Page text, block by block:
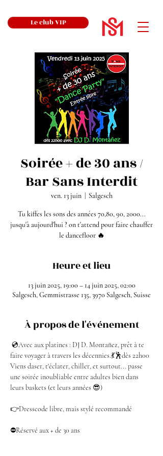
Le club VIP
Soirée + de 30 ans /
Bar Sans Interdit
ven. 13 juin
  |
Salgesch
Tu kiffes les sons des années 70,80, 90, 2000...
jusqu'à aujourd'hui ? on t'attend pour faire chauffer
le dancefloor 🔥
Heure et lieu
13 juin 2025, 19:00 – 14 juin 2025, 02:00
Salgesch, Gemmistrasse 135, 3970 Salgesch, Suisse
À propos de l'événement
💿Avec aux platines : DJ D. Montañez, prêt à te
faire voyager à travers les décennies.💃🕺dès 22h00
Viens daser, t'éclater, chiller, et surtout... passe
une soirée inoubliable entre adultes bien dans
leurs baskets (et leurs années 😎)
👉Dresscode libre, mais stylé recommandé
⛔Réservé aux + de 30 ans